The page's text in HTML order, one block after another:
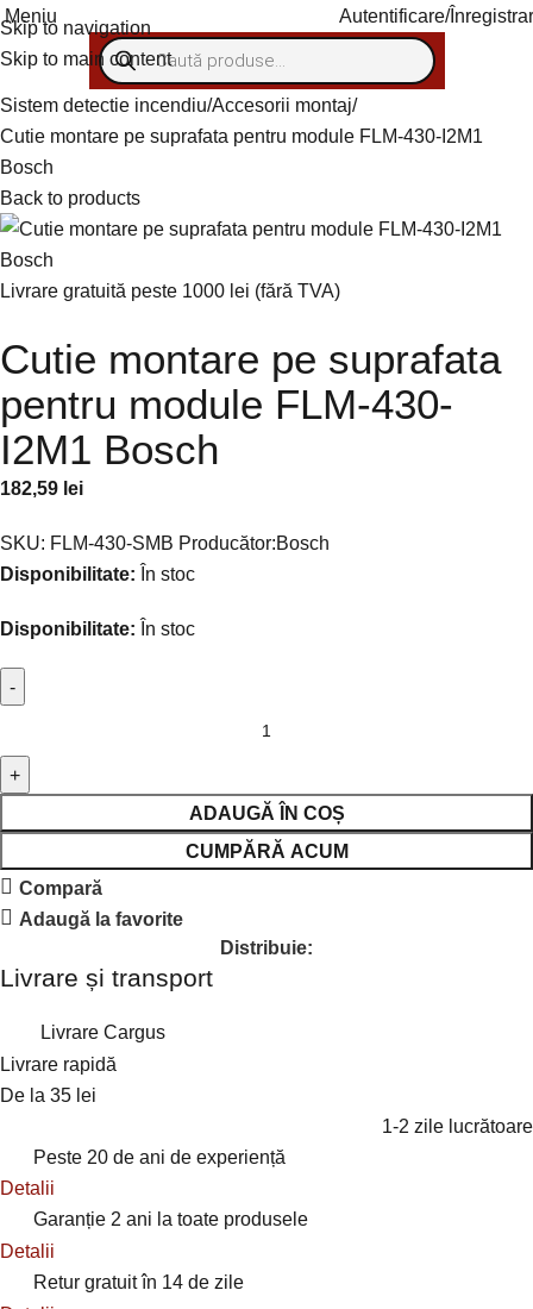
Skip to navigation
Skip to main content
Meniu Autentificare/
Sistem detectie incendiu Accesorii montaj
Cutie montare pe suprafata pentru module FLM-430-I2M1
Bosch
Back to products
Livrare gratuită peste 1000 lei (fără TVA)
Cutie montare pe suprafata
pentru module FLM-430-
I2M1 Bosch
182,59 lei
SKU: FLM-430-SMB Producător:Bosch
Disponibilitate: În stoc
Disponibilitate: În stoc
ADAUGĂ ÎN COȘ
CUMPĂRĂ ACUM
Compară
Adaugă la favorite
Distribuie:
Livrare și transport
Livrare Cargus
Livrare rapidă
De la 35 lei
1-2 zile lucrătoare
Peste 20 de ani de experiență
Detalii
Garanție 2 ani la toate produsele
Detalii
Retur gratuit în 14 de zile